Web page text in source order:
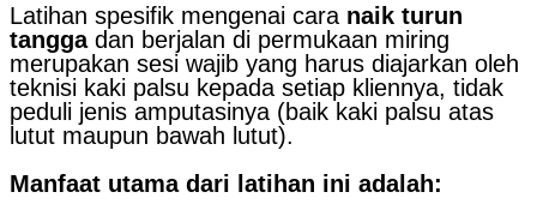
Latihan spesifik mengenai cara naik turun
tanggadan berjalan di permukaan miring
merupakan sesi wajib yang harus diajarkan oleh
teknisi kaki palsu kepada setiap kliennya, tidak
peduli jenis amputasinya (baik kaki palsu atas
lutut maupun bawah lutut).
Manfaat utama dari latihan ini adalah: